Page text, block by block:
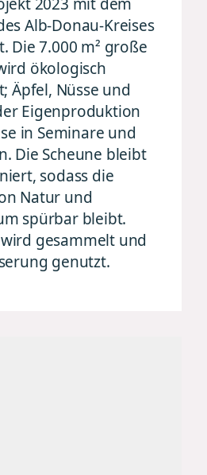
Alb-Donau-Kreises
Die 7.000 m² große
ökologisch
Äpfel, Nüsse und
Eigenproduktion
in Seminare und
Die Scheune bleibt
sodass die
Natur und
spürbar bleibt.
gesammelt und
genutzt.